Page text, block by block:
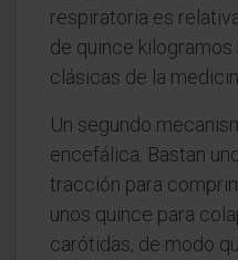
respiratoria es
de quince
clásicas de la
Un segundo
encefálica. Bastan
tracción para
unos quince para
carótidas, de modo